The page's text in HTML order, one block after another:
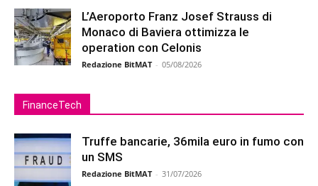
L’Aeroporto Franz Josef Strauss di
Monaco di Baviera ottimizza le
operation con Celonis
Redazione BitMAT - 05/08/2026
FinanceTech
Truffe bancarie, 36mila euro in fumo con
un SMS
Redazione BitMAT - 31/07/2026